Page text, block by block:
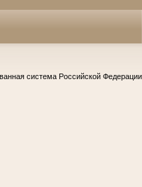
система Российской